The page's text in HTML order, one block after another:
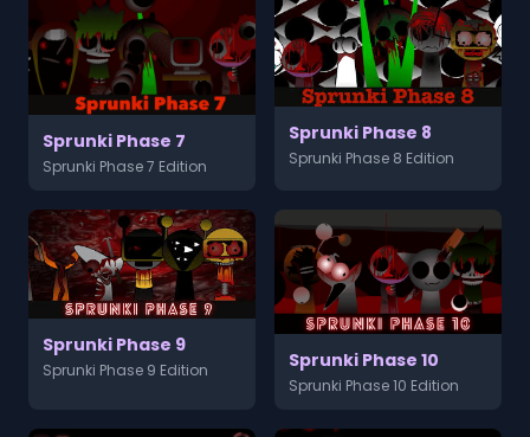
Sprunki Phase 7
Sprunki Phase 7 Edition
Sprunki Phase 8
Sprunki Phase 8 Edition
Sprunki Phase 9
Sprunki Phase 9 Edition Sprunki Phase 10
Sprunki Phase 10 Edition